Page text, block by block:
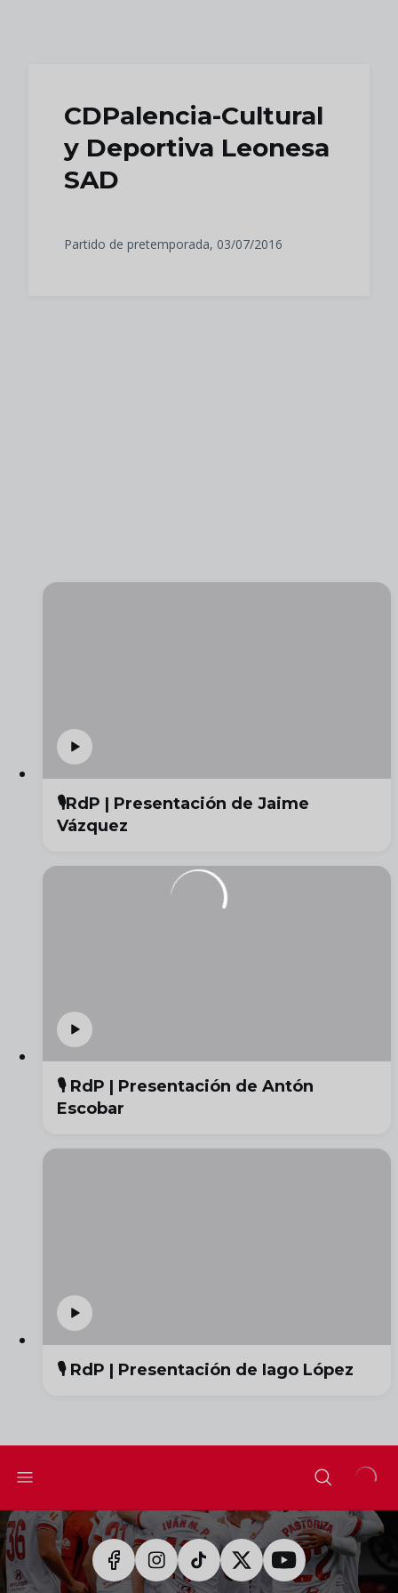
CDPalencia-Cultural
y Deportiva Leonesa
SAD
Partido de pretemporada, 03/07/2016
🎙️RdP | Presentación de Jaime
Vázquez
🎙️ RdP | Presentación de Antón
Escobar
🎙️ RdP | Presentación de Iago López